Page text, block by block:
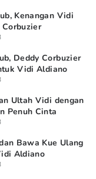
Kenangan Vidi
Deddy Corbuzier
Vidi Aldiano
Ultah Vidi dengan
Penuh Cinta
Bawa Kue Ulang
Aldiano